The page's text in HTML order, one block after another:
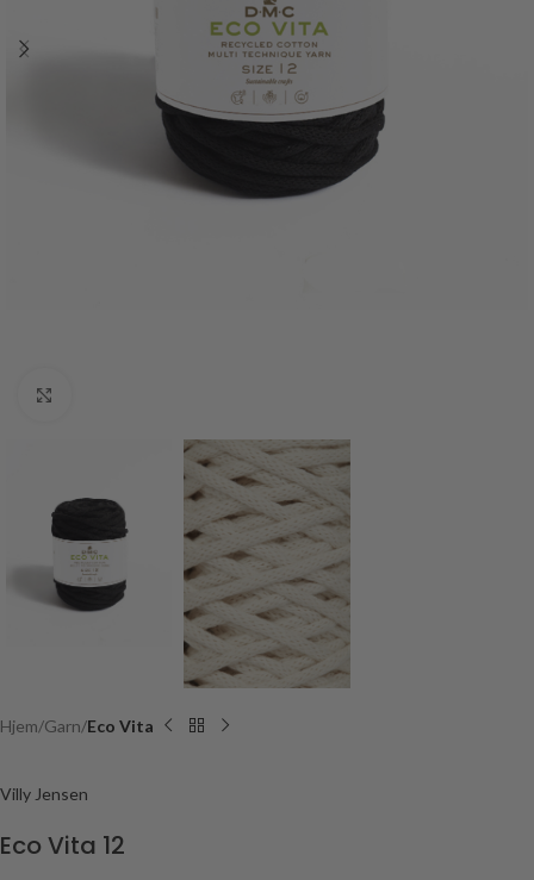
Hjem Garn Eco Vita
Villy Jensen
Eco Vita 12